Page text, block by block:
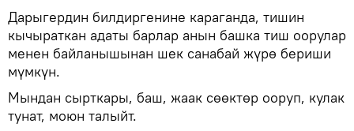
Дарыгердин билдиргенине караганда, тишин
кычыраткан адаты барлар анын башка тиш оорулар
менен байланышынан шек санабай жүрө бериши
мүмкүн.
Мындан сырткары, баш, жаак сөөктөр ооруп, кулак
тунат, моюн талыйт.